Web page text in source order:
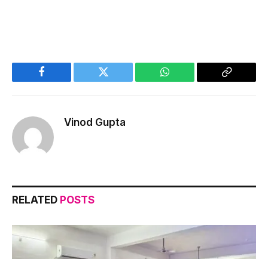
Facebook Twitter WhatsApp
Copy
Vinod Gupta
RELATED POSTS